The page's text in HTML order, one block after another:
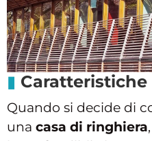
Quando si decide di
una casa di ringhiera